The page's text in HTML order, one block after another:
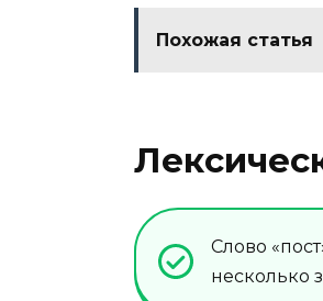
Похожая статья
Слово
несколько